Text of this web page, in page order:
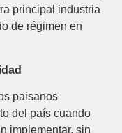
principal industria
de régimen en
paisanos
del país cuando
implementar, sin